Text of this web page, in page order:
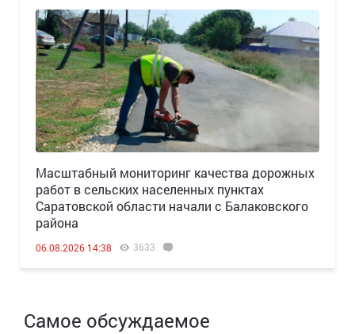
Масштабный мониторинг качества дорожных
работ в сельских населенных пунктах
Саратовской области начали с Балаковского
района
06.08.2026 14:38 3633
Самое обсуждаемое